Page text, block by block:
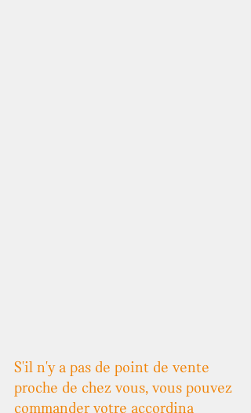
S'il n'y a pas de point de vente
proche de chez vous, vous pouvez
commander votre accordina